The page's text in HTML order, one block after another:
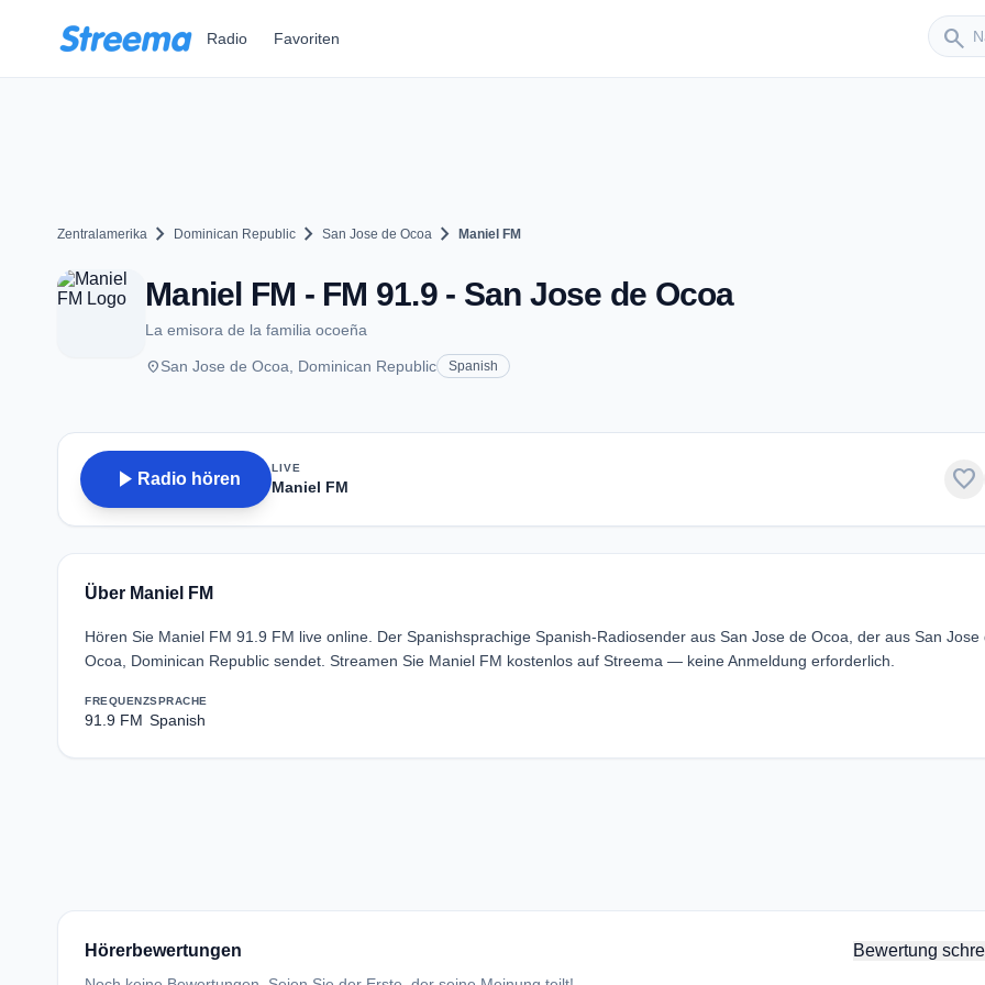
Radio Favoriten search
Sender
Zentralamerika chevron_right Dominican Republic chevron_right San Jose de Ocoa chevron_right Maniel FM
Maniel FM - FM 91.9 - San Jose de Ocoa
La emisora de la familia ocoeña
placeSan Jose de Ocoa, Dominican Republic Spanish
play_arrow Radio hören
LIVE
Maniel FM favorite
Über Maniel FM
Hören Sie Maniel FM 91.9 FM live online. Der Spanishsprachige Spanish-Radiosender aus San Jose de Ocoa, der aus San Jose
Ocoa, Dominican Republic sendet. Streamen Sie Maniel FM kostenlos auf Streema — keine Anmeldung erforderlich.
FREQUENZ
91.9 FM
SPRACHE
Spanish
Hörerbewertungen Bewertung